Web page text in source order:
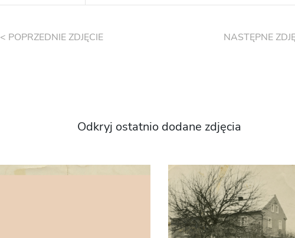
< POPRZEDNIE ZDJĘCIE NASTĘPNE
Odkryj ostatnio dodane zdjęcia